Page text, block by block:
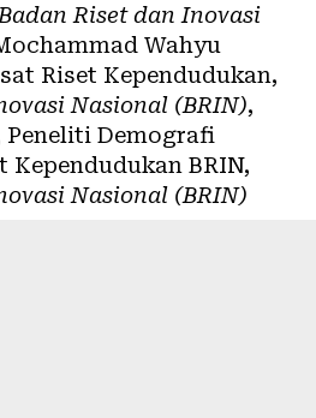
Riset dan Inovasi
Wahyu
Riset Kependudukan,
Nasional (BRIN),
Peneliti Demografi
Kependudukan BRIN,
Nasional (BRIN)